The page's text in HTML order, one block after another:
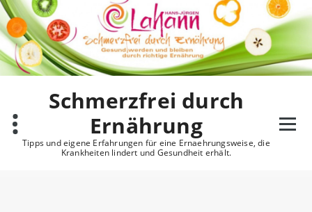
Zum
Inhalt
springen
Schmerzfrei durch
Ernährung
Tipps und eigene Erfahrungen für eine Ernaehrungsweise, die
Krankheiten lindert und Gesundheit erhält.